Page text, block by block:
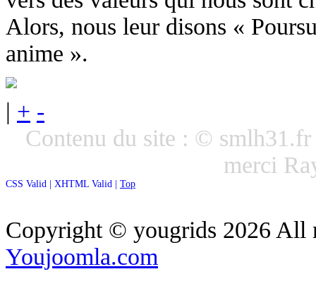
Alors, nous leur disons «
anime ».
| + -
Contenu du site : ©
merci
CSS Valid | XHTML Valid | Top
Copyright © yougrids 2026 All
Youjoomla.com